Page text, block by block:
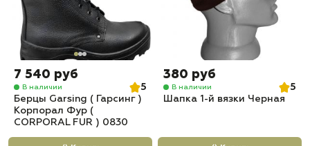
7 540 руб
В наличии
5
Берцы Garsing ( Гарсинг )
Корпорал Фур (
CORPORAL FUR ) 0830
380 руб
В наличии
5
Шапка 1-й вязки Черная